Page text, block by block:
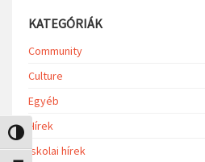
Nagy kontraszt váltása
KATEGÓRIÁK
Community
Culture
Egyéb
Hírek
Iskolai hírek